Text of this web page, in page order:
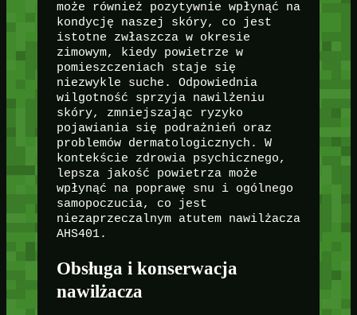
może również pozytywnie wpłynąć na
kondycję naszej skóry, co jest
istotne zwłaszcza w okresie
zimowym, kiedy powietrze w
pomieszczeniach staje się
niezwykle suche. Odpowiednia
wilgotność sprzyja nawilżeniu
skóry, zmniejszając ryzyko
pojawiania się podrażnień oraz
problemów dermatologicznych. W
kontekście zdrowia psychicznego,
lepsza jakość powietrza może
wpłynąć na poprawę snu i ogólnego
samopoczucia, co jest
niezaprzeczalnym atutem nawilżacza
AHS401.
Obsługa i konserwacja
nawilżacza